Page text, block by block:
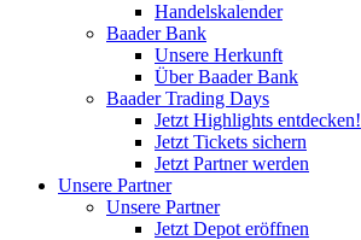
Handelskalender
Baader Bank
Unsere Herkunft
Über Baader Bank
Baader Trading Days
Jetzt Highlights entdecken!
Jetzt Tickets sichern
Jetzt Partner werden
Unsere Partner
Unsere Partner
Jetzt Depot eröffnen